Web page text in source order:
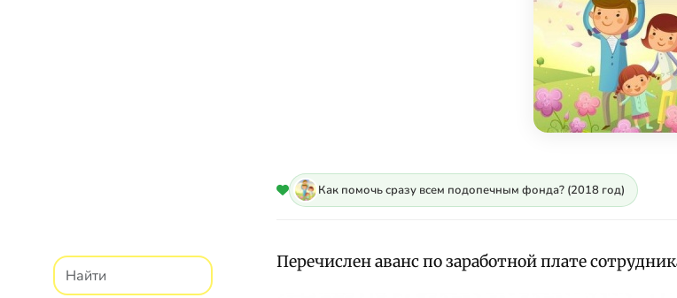
Как помочь сразу всем подопечным фонда? (2018 год)
Перечислен аванс по заработной плате